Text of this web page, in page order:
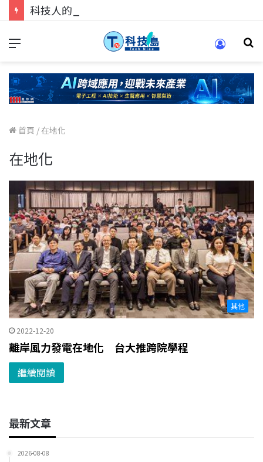
首頁 /在地化
在地化
其他
2022-12-20
離岸風力發電在地化 台大推跨院學程
繼續閱讀
最新文章
2026-08-08